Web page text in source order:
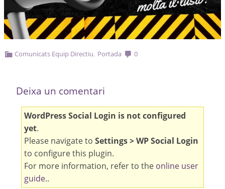
Comunicats Equip Directiu, Portada 0
Deixa un comentari
WordPress Social Login is not configured
yet.
Please navigate to Settings > WP Social Login
to configure this plugin.
For more information, refer to the online user
guide..